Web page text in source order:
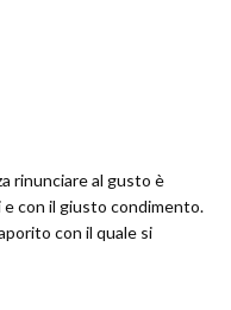
rinunciare al gusto è
con il giusto condimento.
con il quale si